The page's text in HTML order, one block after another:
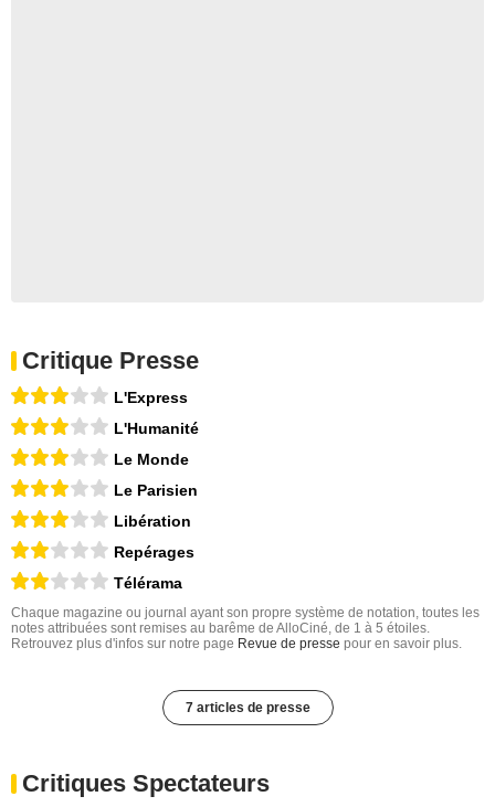
Critique Presse
L'Express
L'Humanité
Le Monde
Le Parisien
Libération
Repérages
Télérama
Chaque magazine ou journal ayant son propre système de notation, toutes les
notes attribuées sont remises au barême de AlloCiné, de 1 à 5 étoiles.
Retrouvez plus d'infos sur notre page Revue de presse pour en savoir plus.
7 articles de presse
Critiques Spectateurs